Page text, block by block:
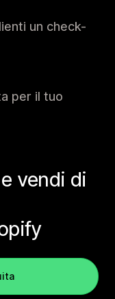
un check-
per il tuo
vendi di